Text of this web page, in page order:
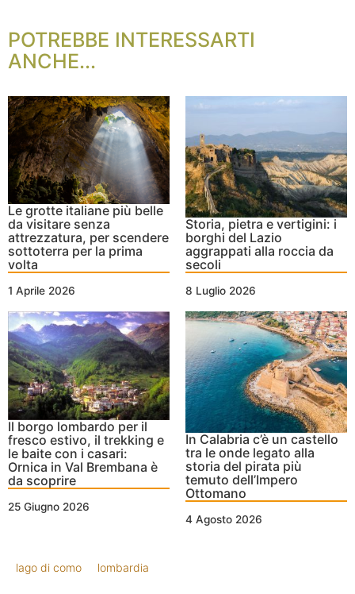
POTREBBE INTERESSARTI
ANCHE...
Le grotte italiane più belle
da visitare senza
attrezzatura, per scendere
sottoterra per la prima
volta
1 Aprile 2026
Storia, pietra e vertigini: i
borghi del Lazio
aggrappati alla roccia da
secoli
8 Luglio 2026
Il borgo lombardo per il
fresco estivo, il trekking e
le baite con i casari:
Ornica in Val Brembana è
da scoprire
25 Giugno 2026
In Calabria c’è un castello
tra le onde legato alla
storia del pirata più
temuto dell’Impero
Ottomano
4 Agosto 2026
lago di como lombardia